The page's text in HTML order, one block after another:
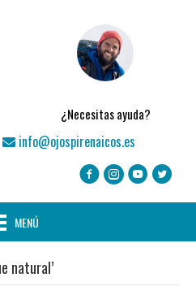
¿Necesitas ayuda?
info@ojospirenaicos.es
MENÚ
natural’